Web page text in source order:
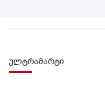
ულტრამარტი